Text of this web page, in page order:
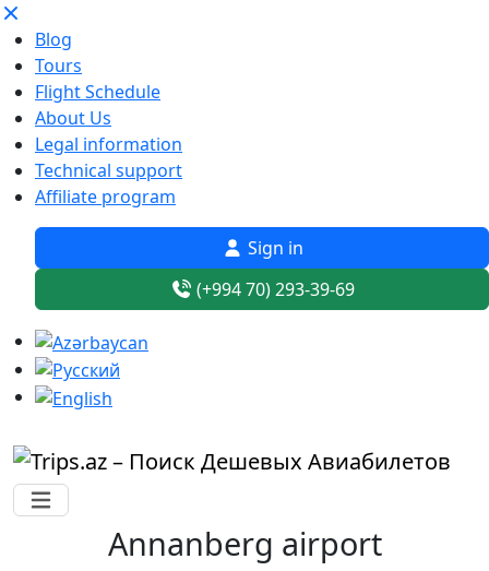
Blog
Tours
Flight Schedule
About Us
Legal information
Technical support
Affiliate program
Sign in
(+994 70) 293-39-69
Annanberg airport